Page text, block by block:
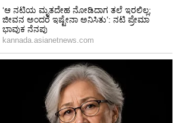
ಗೌಡ, ಈ ಹಿಂದೆ ಬಾಲಿ ಪ್ರವಾಸದಲ್ಲಿದ್ದ
ಫೋಟೋ ತೆಗೆಸಿಕೊಂಡು ಸಾಮಾಜಿಕ
ವೈರಲ್ ಆಗಿದ್ದರು.